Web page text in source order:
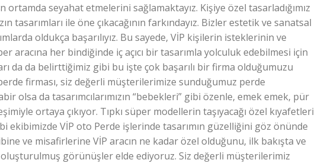
seyahat etmelerini sağlamaktayız. Kişiye özel tasarladığımız
tasarımları ile öne çıkacağının farkındayız. Bizler estetik ve sanatsal
oldukça başarılıyız. Bu sayede, VİP kişilerin isteklerinin ve
aracına her bindiğinde iç açıcı bir tasarımla yolculuk edebilmesi için
da da belirttiğimiz gibi bu işte çok başarılı bir firma olduğumuzu
firması, siz değerli müşterilerimize sunduğumuz perde
olsa da tasarımcılarımızın “bebekleri” gibi özenle, emek emek, pür
ortaya çıkıyor. Tıpkı süper modellerin taşıyacağı özel kıyafetleri
ekibimizde VİP oto Perde işlerinde tasarımın güzelliğini göz önünde
ve misafirlerine VİP aracın ne kadar özel olduğunu, ilk bakışta ve
görünüşler elde ediyoruz. Siz değerli müşterilerimiz